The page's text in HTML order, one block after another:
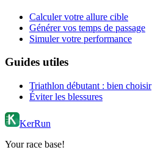
Calculer votre allure cible
Générer vos temps de passage
Simuler votre performance
Guides utiles
Triathlon débutant : bien choisir
Éviter les blessures
KerRun
Your race base!